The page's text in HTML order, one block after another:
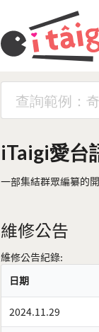
iTaigi愛台
一部集結群眾編纂的
維修公告
維修公告紀錄:
日期
2024.11.29